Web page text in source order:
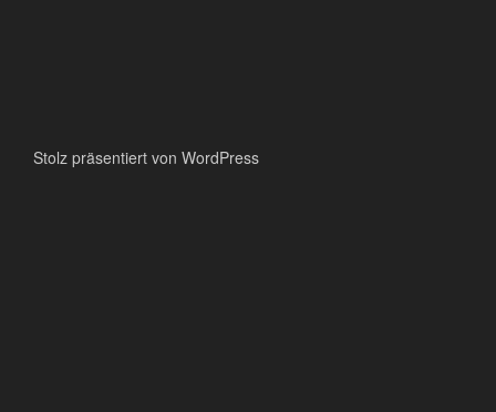
Stolz präsentiert von WordPress